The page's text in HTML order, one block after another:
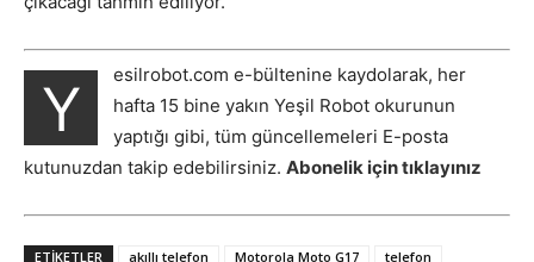
Y
esilrobot.com e-bültenine kaydolarak, her
hafta 15 bine yakın Yeşil Robot okurunun
yaptığı gibi, tüm güncellemeleri E-posta
kutunuzdan takip edebilirsiniz. Abonelik için tıklayınız
ETIKETLER akıllı telefon Motorola Moto G17 telefon